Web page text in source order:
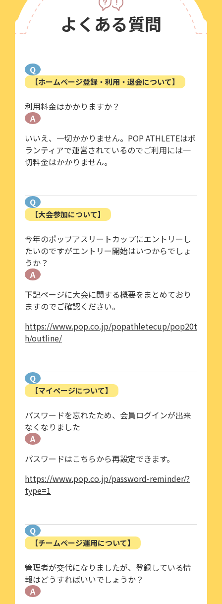
よくある質問
Q
【ホームページ登録・利用・退会について】
利用料金はかかりますか？
A
いいえ、一切かかりません。POP ATHLETEはボ
ランティアで運営されているのでご利用には一
切料金はかかりません。
Q
【大会参加について】
今年のポップアスリートカップにエントリーし
たいのですがエントリー開始はいつからでしょ
うか？
A
下記ページに大会に関する概要をまとめており
ますのでご確認ください。
https://www.pop.co.jp/popathletecup/pop20t
h/outline/
Q
【マイページについて】
パスワードを忘れたため、会員ログインが出来
なくなりました
A
パスワードはこちらから再設定できます。
https://www.pop.co.jp/password-reminder/?
type=1
Q
【チームページ運用について】
管理者が交代になりましたが、登録している情
報はどうすればいいでしょうか？
A